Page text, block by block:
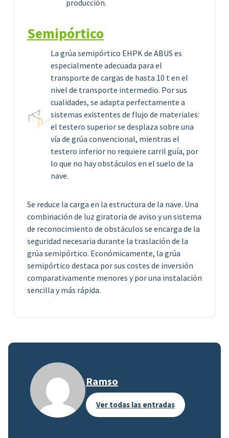
producción.
Semipórtico
La grúa semipórtico EHPK de ABUS es
especialmente adecuada para el
transporte de cargas de hasta 10 t en el
nivel de transporte intermedio. Por sus
cualidades, se adapta perfectamente a
sistemas existentes de flujo de materiales:
el testero superior se desplaza sobre una
vía de grúa convencional, mientras el
testero inferior no requiere carril guía, por
lo que no hay obstáculos en el suelo de la
nave.
Se reduce la carga en la estructura de la nave. Una
combinación de luz giratoria de aviso y un sistema
de reconocimiento de obstáculos se encarga de la
seguridad necesaria durante la traslación de la
grúa semipórtico. Económicamente, la grúa
semipórtico destaca por sus costes de inversión
comparativamente menores y por una instalación
sencilla y más rápida.
Ramso
Ver todas las entradas